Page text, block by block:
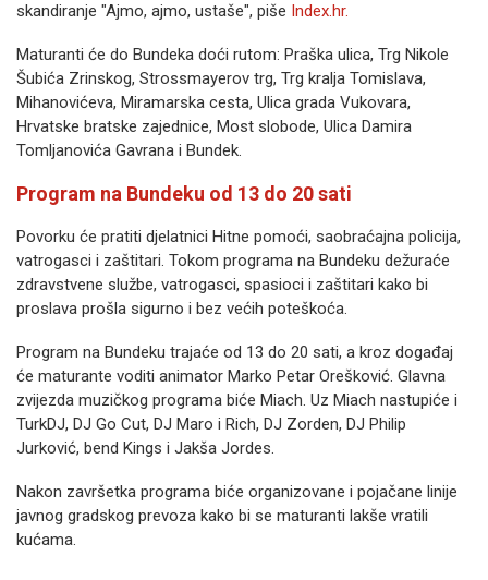
skandiranje "Ajmo, ajmo, ustaše", piše Index.hr.
Maturanti će do Bundeka doći rutom: Praška ulica, Trg Nikole
Šubića Zrinskog, Strossmayerov trg, Trg kralja Tomislava,
Mihanovićeva, Miramarska cesta, Ulica grada Vukovara,
Hrvatske bratske zajednice, Most slobode, Ulica Damira
Tomljanovića Gavrana i Bundek.
Program na Bundeku od 13 do 20 sati
Povorku će pratiti djelatnici Hitne pomoći, saobraćajna policija,
vatrogasci i zaštitari. Tokom programa na Bundeku dežuraće
zdravstvene službe, vatrogasci, spasioci i zaštitari kako bi
proslava prošla sigurno i bez većih poteškoća.
Program na Bundeku trajaće od 13 do 20 sati, a kroz događaj
će maturante voditi animator Marko Petar Orešković. Glavna
zvijezda muzičkog programa biće Miach. Uz Miach nastupiće i
TurkDJ, DJ Go Cut, DJ Maro i Rich, DJ Zorden, DJ Philip
Jurković, bend Kings i Jakša Jordes.
Nakon završetka programa biće organizovane i pojačane linije
javnog gradskog prevoza kako bi se maturanti lakše vratili
kućama.